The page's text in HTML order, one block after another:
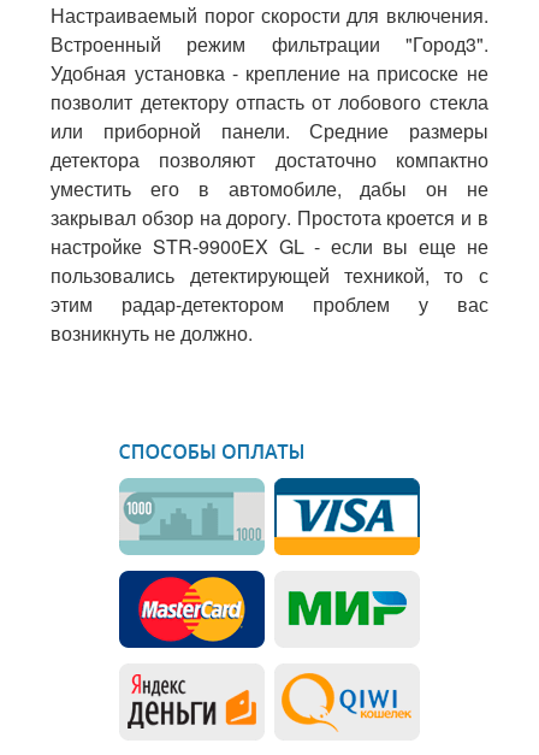
Настраиваемый порог скорости для включения.
Встроенный
режим фильтрации "Город3".
Удобная установка- крепление на присоске не
позволит детектору отпасть от лобового стекла
или
приборной панели.Средние
размеры
детектора
позволяют достаточно
компактно
уместить
его в автомобиле,дабы он
не
закрывал обзор на дорогу. Простота кроется и в
настройке STR-9900EX GL- если вы еще не
пользовались детектирующей техникой,то с
этим
радар-детектором проблем у
вас
возникнуть недолжно.